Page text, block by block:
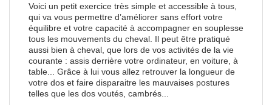
Voici un petit exercice très simple et accessible à tous,
qui va vous permettre d’améliorer sans effort votre
équilibre et votre capacité à accompagner en souplesse
tous les mouvements du cheval. Il peut être pratiqué
aussi bien à cheval, que lors de vos activités de la vie
courante : assis derrière votre ordinateur, en voiture, à
table... Grâce à lui vous allez retrouver la longueur de
votre dos et faire disparaitre les mauvaises postures
telles que les dos voutés, cambrés...